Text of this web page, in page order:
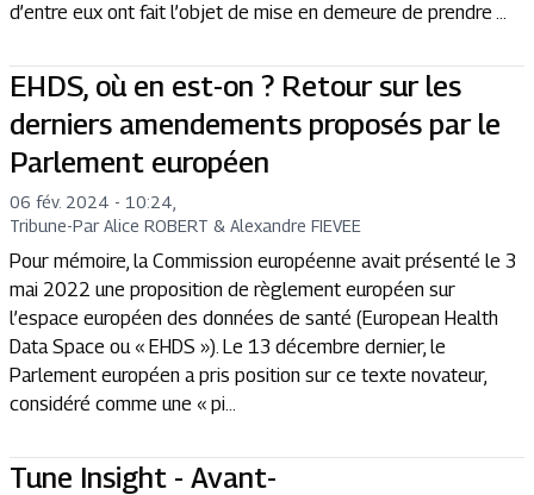
d’entre eux ont fait l’objet de mise en demeure de prendre ...
EHDS, où en est-on ? Retour sur les
derniers amendements proposés par le
Parlement européen
06 fév. 2024 - 10:24
Tribune-Par Alice ROBERT & Alexandre FIEVEE
Pour mémoire, la Commission européenne avait présenté le 3
mai 2022 une proposition de règlement européen sur
l’espace européen des données de santé (European Health
Data Space ou « EHDS »). Le 13 décembre dernier, le
Parlement européen a pris position sur ce texte novateur,
considéré comme une « pi...
Tune Insight - Avant-